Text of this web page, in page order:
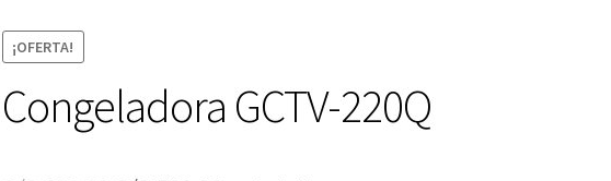
¡OFERTA!
Congeladora GCTV-220Q